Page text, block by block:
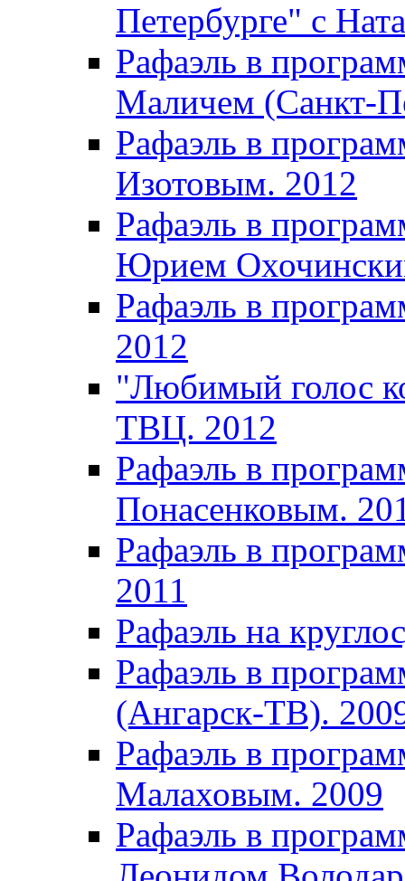
Петербурге" с
Рафаэль в
Маличем (Санкт-
Рафаэль в
Изотовым. 2012
Рафаэль в
Юрием
Рафаэль в
2012
"Любимый голос
ТВЦ. 2012
Рафаэль в
Понасенковым.
Рафаэль в
2011
Рафаэль на
Рафаэль в
(Ангарск-ТВ).
Рафаэль в
Малаховым. 2009
Рафаэль в